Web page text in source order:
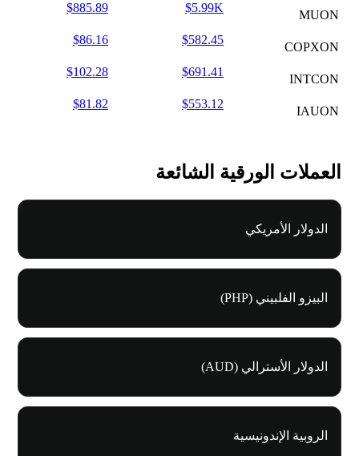
MUON
$5.99K
$885.89
COPXON
$582.45
$86.16
INTCON
$691.41
$102.28
IAUON
$553.12
$81.82
العملات الورقية الشائعة
الدولار الأمريكي
البيزو الفلبيني (PHP)
الدولار الأسترالي (AUD)
الروبية الإندونيسية